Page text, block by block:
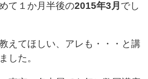
て１か月半後の2015年3月 でし
えてほしい、アレも・・・と講
した。